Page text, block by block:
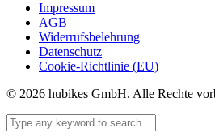
Impressum
AGB
Widerrufsbelehrung
Datenschutz
Cookie-Richtlinie (EU)
© 2026 hubikes GmbH. Alle Rechte